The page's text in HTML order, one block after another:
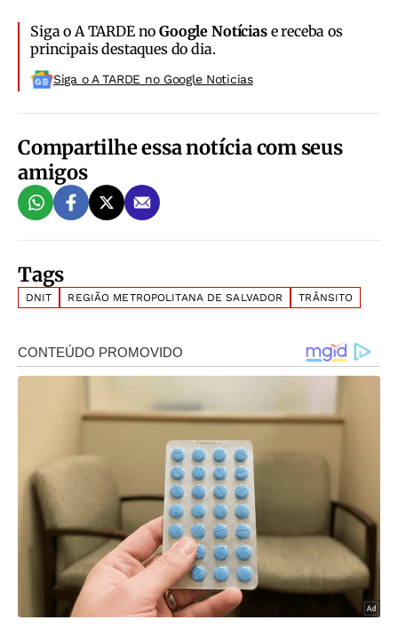
Siga o A TARDE noGoogle Notíciase receba os
principais destaques do dia.
Siga o A TARDE no Google Noticias
Compartilhe essa notícia com seus
amigos
Tags
DNIT REGIÃO METROPOLITANA DE SALVADOR TRÂNSITO